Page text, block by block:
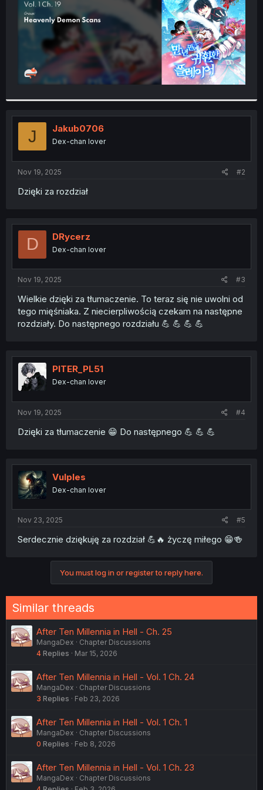
J Jakub0706
Dex-chan lover
Nov 19, 2025 #2
Dzięki za rozdział
D DRycerz
Dex-chan lover
Nov 19, 2025 #3
Wielkie dzięki za tłumaczenie. To teraz się nie uwolni od
tego mięśniaka. Z niecierpliwością czekam na następne
rozdziały. Do następnego rozdziału 💪 💪 💪 💪
PITER_PL51
Dex-chan lover
Nov 19, 2025 #4
Dzięki za tłumaczenie 😁 Do następnego 💪 💪 💪
Vulples
Dex-chan lover
Nov 23, 2025 #5
Serdecznie dziękuję za rozdział 💪🔥 życzę miłego 😁🍻
You must log in or register to reply here.
Similar threads
After Ten Millennia in Hell - Ch. 25
MangaDex
Chapter Discussions
4 Replies Mar 15, 2026
After Ten Millennia in Hell - Vol. 1 Ch. 24
MangaDex
Chapter Discussions
3 Replies Feb 23, 2026
After Ten Millennia in Hell - Vol. 1 Ch. 1
MangaDex
Chapter Discussions
0 Replies Feb 8, 2026
After Ten Millennia in Hell - Vol. 1 Ch. 23
MangaDex
Chapter Discussions